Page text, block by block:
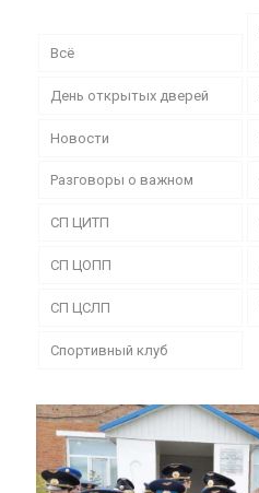
Всё
День открытых дверей
Новости
Разговоры о важном
СП ЦИТП
СП ЦОПП
СП ЦСЛП
Спортивный клуб